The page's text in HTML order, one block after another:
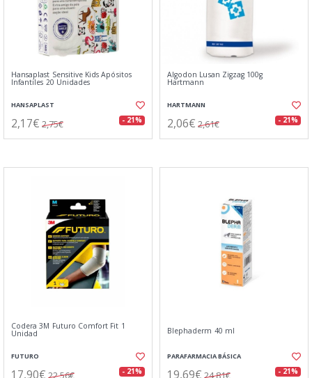
Hansaplast Sensitive Kids Apósitos
Infantiles 20 Unidades
HANSAPLAST
2,17€ 2,75€ - 21%
Algodon Lusan Zigzag 100g
Hartmann
HARTMANN
2,06€ 2,61€ - 21%
Codera 3M Futuro Comfort Fit 1
Unidad
FUTURO
17,90€ 22,56€ - 21%
Blephaderm 40 ml
PARAFARMACIA BÁSICA
19,69€ 24,81€ - 21%